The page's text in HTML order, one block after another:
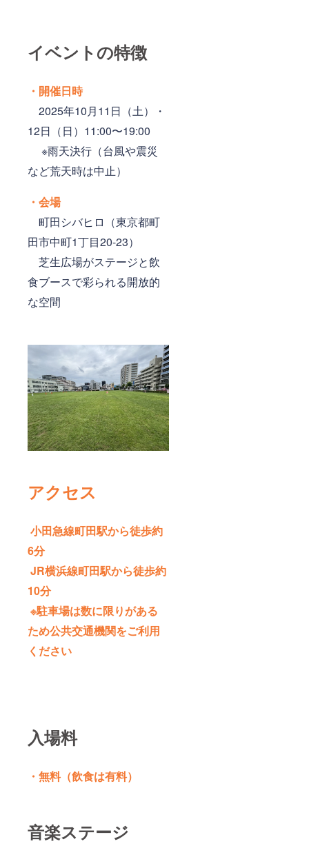
イベントの特徴
・開催日時
2025年10月11日（土）・
12日（日）11:00〜19:00
※雨天決行（台風や震災
など荒天時は中止）
・会場
町田シバヒロ（東京都町
田市中町1丁目20-23）
芝生広場がステージと飲
食ブースで彩られる開放的
な空間
アクセス
小田急線町田駅から徒歩約
6分
JR横浜線町田駅から徒歩約
10分
※駐車場は数に限りがある
ため公共交通機関をご利用
ください
入場料
・無料（飲食は有料）
音楽ステージ